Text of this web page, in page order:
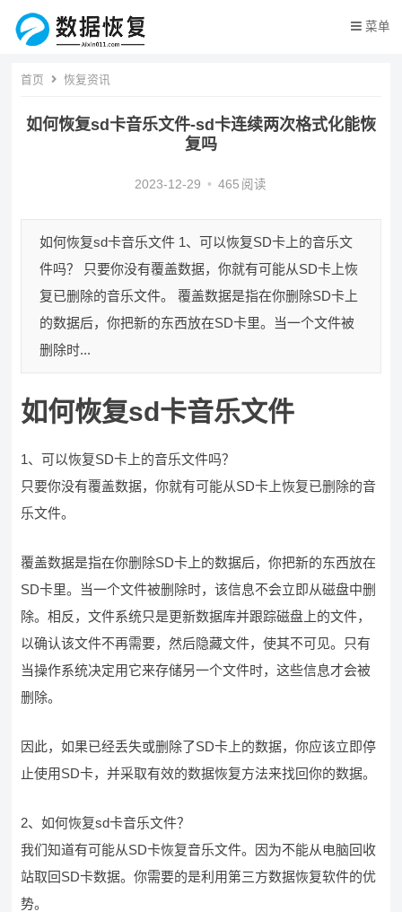
菜单
首页 恢复资讯
如何恢复sd卡音乐文件-sd卡连续两次格式化能恢
复吗
2023-12-29 • 465 阅读
如何恢复sd卡音乐文件 1、可以恢复SD卡上的音乐文
件吗？ 只要你没有覆盖数据，你就有可能从SD卡上恢
复已删除的音乐文件。 覆盖数据是指在你删除SD卡上
的数据后，你把新的东西放在SD卡里。当一个文件被
删除时...
如何恢复sd卡音乐文件
1、可以恢复SD卡上的音乐文件吗？
只要你没有覆盖数据，你就有可能从SD卡上恢复已删除的音
乐文件。
覆盖数据是指在你删除SD卡上的数据后，你把新的东西放在
SD卡里。当一个文件被删除时，该信息不会立即从磁盘中删
除。相反，文件系统只是更新数据库并跟踪磁盘上的文件，
以确认该文件不再需要，然后隐藏文件，使其不可见。只有
当操作系统决定用它来存储另一个文件时，这些信息才会被
删除。
因此，如果已经丢失或删除了SD卡上的数据，你应该立即停
止使用SD卡，并采取有效的数据恢复方法来找回你的数据。
2、如何恢复sd卡音乐文件？
我们知道有可能从SD卡恢复音乐文件。因为不能从电脑回收
站取回SD卡数据。你需要的是利用第三方数据恢复软件的优
势。